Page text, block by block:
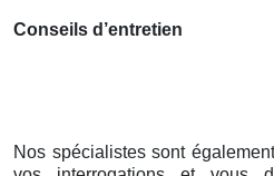
Conseils d’entretien
Nos spécialistes sont